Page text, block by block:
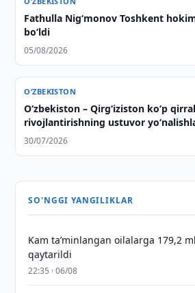
Fathulla Nig‘monov Toshkent
bo‘ldi
05/08/2026
O‘ZBEKISTON
Oʻzbekiston – Qirgʻiziston koʻp
rivojlantirishning ustuvor
qilindi
30/07/2026
SO'NGGI YANGILIKLAR
Kam taʼminlangan oilalarga 179,2
qaytarildi
22:35 · 06/08